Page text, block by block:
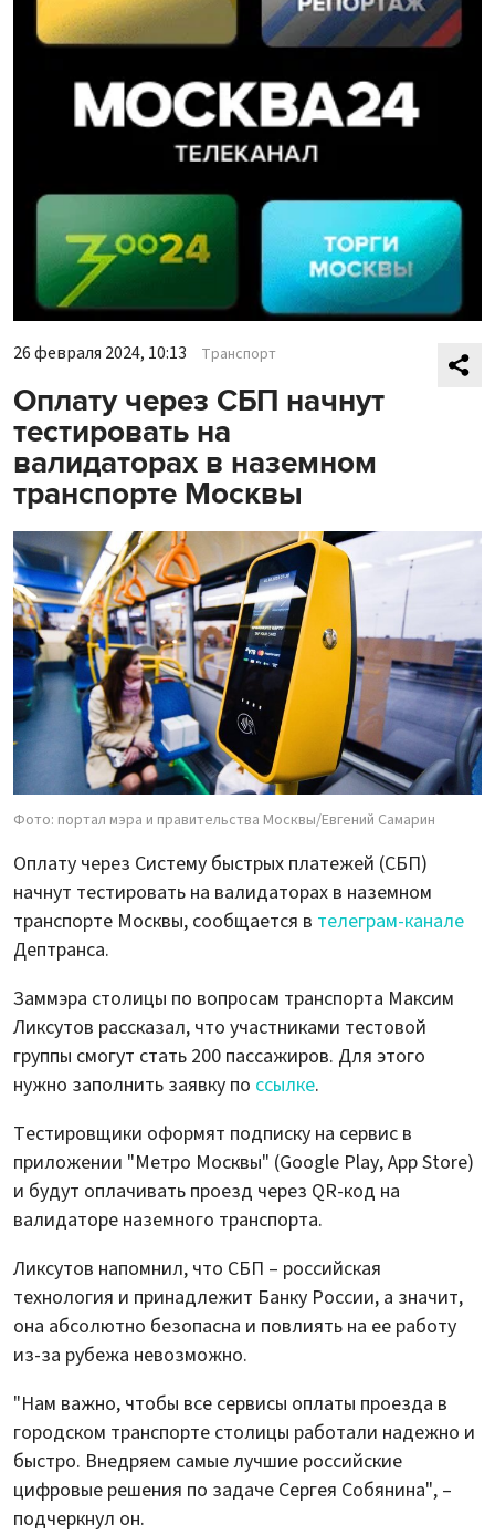
26 февраля 2024, 10:13 Транспорт
Оплату через СБП начнут
тестировать на
валидаторах в наземном
транспорте Москвы
Фото: портал мэра и правительства Москвы/Евгений Самарин
Оплату через Систему быстрых платежей (СБП)
начнут тестировать на валидаторах в наземном
транспорте Москвы, сообщается в телеграм-канале
Дептранса.
Заммэра столицы по вопросам транспорта Максим
Ликсутов рассказал, что участниками тестовой
группы смогут стать 200 пассажиров. Для этого
нужно заполнить заявку по ссылке.
Тестировщики оформят подписку на сервис в
приложении "Метро Москвы" (Google Play, App Store)
и будут оплачивать проезд через QR-код на
валидаторе наземного транспорта.
Ликсутов напомнил, что СБП – российская
технология и принадлежит Банку России, а значит,
она абсолютно безопасна и повлиять на ее работу
из-за рубежа невозможно.
"Нам важно, чтобы все сервисы оплаты проезда в
городском транспорте столицы работали надежно и
быстро. Внедряем самые лучшие российские
цифровые решения по задаче Сергея Собянина", –
подчеркнул он.